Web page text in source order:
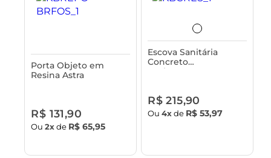
Porta Objeto em
Resina Astra
R$ 131,90
Ou2xde R$ 65,95
Escova Sanitária
Concreto
Acabamento em
R$ 215,90
Ou4xde R$ 53,97